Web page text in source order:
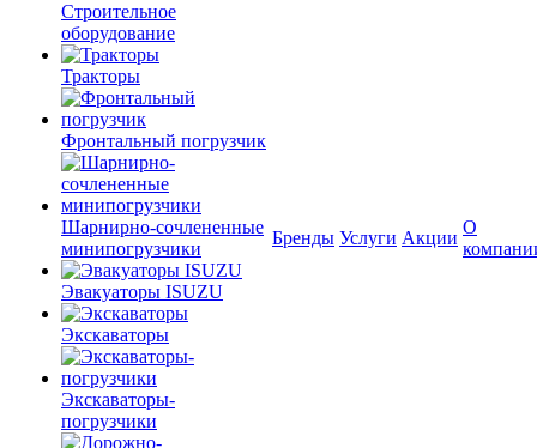
Строительное
оборудование
Тракторы
Фронтальный погрузчик
Шарнирно-сочлененные
минипогрузчики
Эвакуаторы ISUZU
Экскаваторы
Экскаваторы-
погрузчики
Бренды Услуги Акции
О